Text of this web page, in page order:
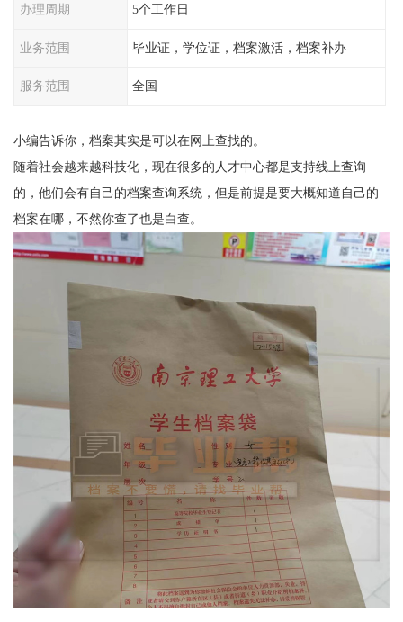
办理周期 5个工作日
业务范围 毕业证，学位证，档案激活，档案补办
服务范围 全国
小编告诉你，档案其实是可以在网上查找的。
随着社会越来越科技化，现在很多的人才中心都是支持线上查询
的，他们会有自己的档案查询系统，但是前提是要大概知道自己的
档案在哪，不然你查了也是白查。